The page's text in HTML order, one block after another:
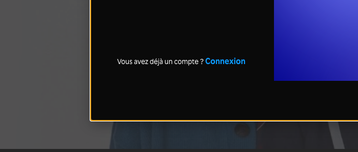
Vous avez déjà un compte ?Connexion